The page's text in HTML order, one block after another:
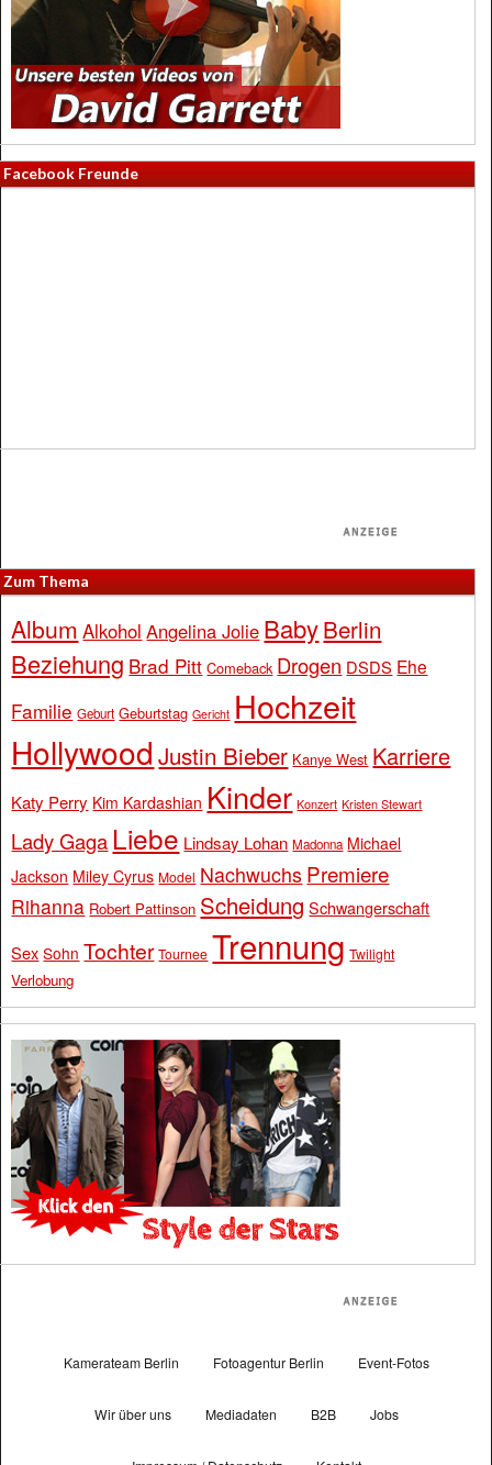
Facebook Freunde
Zum Thema
Album Alkohol Angelina Jolie BabyBerlin
Beziehung Brad Pitt Comeback Drogen DSDS Ehe
Familie Geburt Geburtstag Gericht Hochzeit
Hollywood Justin Bieber Kanye West Karriere
Katy Perry Kim Kardashian Kinder Konzert Kristen Stewart
Lady Gaga Liebe Lindsay Lohan Madonna Michael
Jackson Miley Cyrus Model Nachwuchs Premiere
Rihanna Robert Pattinson Scheidung Schwangerschaft
Sex Sohn Tochter Tournee Trennung Twilight
Verlobung
Kamerateam Berlin Fotoagentur Berlin Event-Fotos
Wir über uns Mediadaten B2B Jobs